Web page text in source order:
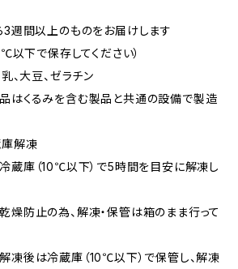
3週間以上のものをお届けします
以下で保存してください）
、大豆、ゼラチン
を含む製品と共通の設備で製造
庫解凍
下）で5時間を目安に解凍し
解凍・保管は箱のまま行って
（10℃以下）で保管し、解凍